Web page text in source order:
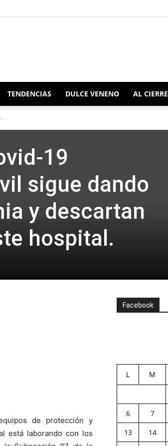
Redacción
Oaxaca
TENDENCIAS DULCE VENENO AL CIERRE
19
sigue dando
y descartan
hospital.
de protección y
está laborando con los
Facebook
L M
6
7
13
14